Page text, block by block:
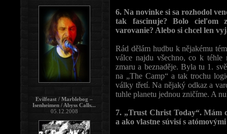
6. Na novinke si sa rozhodol
tak fascinuje? Bolo cieľom
varovanie? Alebo si chcel len
Rád dělám hudbu k nějakému
válce najdu všechno, co k téhle
zmaru a beznaděje. Byla tu 1.
na „The Camp“ a tak trochu
války třetí. Na nějaký odkaz a
tuhle planetu jednou zničíme. A
7. „Trust Christ Today“. Mám
a ako vlastne súvisí s
Evilfeast / Marblebog –
Isenheimen / Abyss Calls...
05.12.2008